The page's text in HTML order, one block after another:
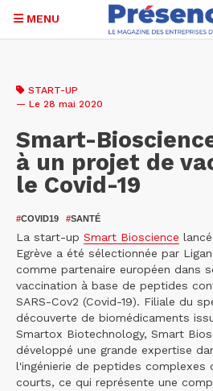
contenu
MENU
START-UP
— Le 28 mai 2020
Smart-
à un projet de
le Covid-19
#COVID19 #SANTÉ
La start-up Smart Bioscience
Egrève a été sélectionnée par
comme partenaire européen dans
vaccination à base de peptides
SARS-Cov2 (Covid-19). Filiale du
découverte de biomédicaments
Smartox Biotechnology, Smart
développé une grande expertise
l'ingénierie de peptides complexes
courts, ce qui représente une